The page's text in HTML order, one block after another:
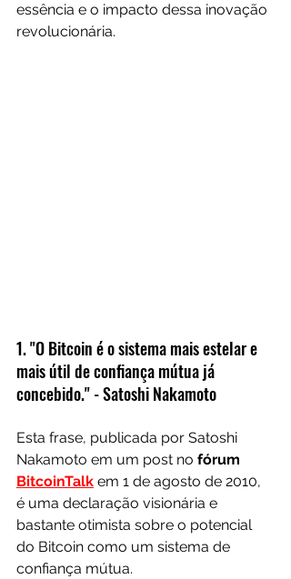
essência e o impacto dessa inovação
revolucionária.
1. "O Bitcoin é o sistema mais estelar e
mais útil de confiança mútua já
concebido." - Satoshi Nakamoto
Esta frase, publicada por Satoshi
Nakamoto em um post no fórum
BitcoinTalk em 1 de agosto de 2010,
é uma declaração visionária e
bastante otimista sobre o potencial
do Bitcoin como um sistema de
confiança mútua.